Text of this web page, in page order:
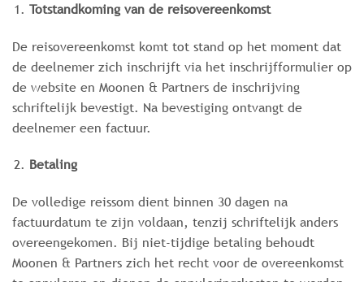
Totstandkoming van de reisovereenkomst
De reisovereenkomst komt tot stand op het moment dat
de deelnemer zich inschrijft via het inschrijfformulier op
de website en Moonen & Partners de inschrijving
schriftelijk bevestigt. Na bevestiging ontvangt de
deelnemer een factuur.
Betaling
De volledige reissom dient binnen 30 dagen na
factuurdatum te zijn voldaan, tenzij schriftelijk anders
overeengekomen. Bij niet-tijdige betaling behoudt
Moonen & Partners zich het recht voor de overeenkomst